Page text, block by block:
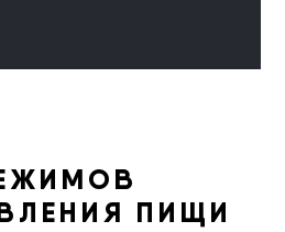
ПИЩИ